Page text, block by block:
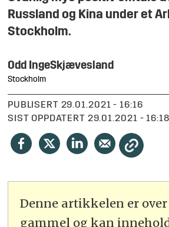
Russland og Kina under et
Stockholm.
Odd IngeSkjævesland
Stockholm
PUBLISERT
29.01.2021 - 16:16
SIST OPPDATERT
29.01.2021 - 16:18
Denne artikkelen er
gammel og kan